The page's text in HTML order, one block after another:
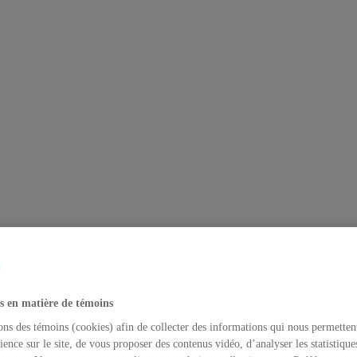
en matière de témoins
des témoins (cookies) afin de collecter des informations qui nous
sur le site, de vous proposer des contenus vidéo, d’analyser les